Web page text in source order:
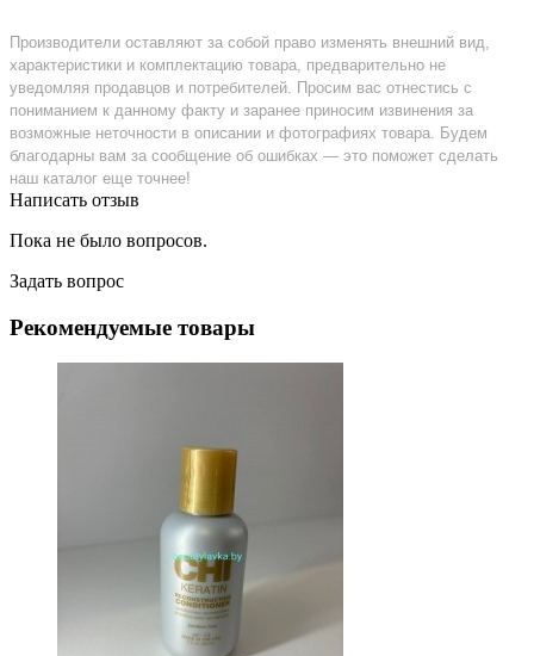
Производители оставляют за собой право изменять внешний вид,
характеристики и комплектацию товара, предварительно не
уведомляя продавцов и потребителей. Просим вас отнестись с
пониманием к данному факту и заранее приносим извинения за
возможные неточности в описании и фотографиях товара. Будем
благодарны вам за сообщение об ошибках — это поможет сделать
наш каталог еще точнее!
Написать отзыв
Пока не было вопросов.
Задать вопрос
Рекомендуемые товары